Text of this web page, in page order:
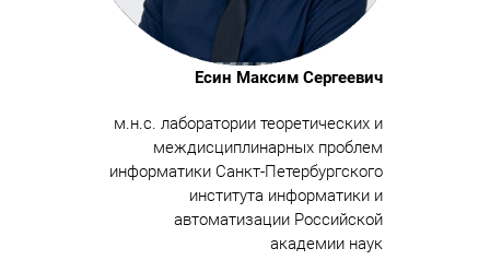
Есин Максим Сергеевич
м.н.с. лаборатории теоретических и
междисциплинарных проблем
информатики Санкт-Петербургского
института информатики и
автоматизации Российской
академии наук